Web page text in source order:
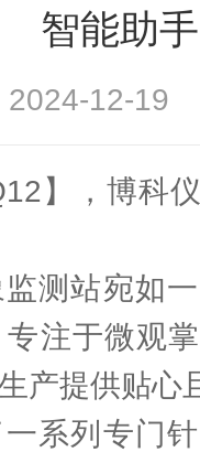
智能助手
2024-12-
】，博科仪
站宛如一
注于微观
产提供贴心
列专门针